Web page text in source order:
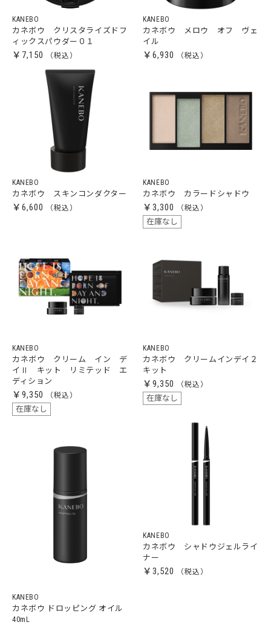
KANEBO
カネボウ クリスタライズドフ
ィックスパウダー０１
￥7,150
KANEBO
カネボウ メロウ オフ ヴェ
イル
￥6,930
KANEBO
カネボウ スキンコンダクター
￥6,600
KANEBO
カネボウ カラードシャドウ
￥3,300
在庫なし
KANEBO
カネボウ クリーム イン デ
イⅡ キット リミテッド エ
ディション
￥9,350
在庫なし
KANEBO
カネボウ クリームインデイ２
キット
￥9,350
在庫なし
KANEBO
カネボウ ドロッピング オイル
40mL
KANEBO
カネボウ シャドウジェルライ
ナー
￥3,520